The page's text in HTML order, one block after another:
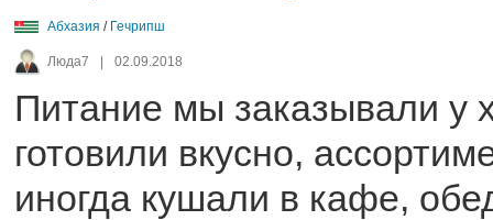
Абхазия / Гечрипш
Люда7 02.09.2018
Питание мы заказывали у
готовили вкусно,
иногда кушали в кафе,